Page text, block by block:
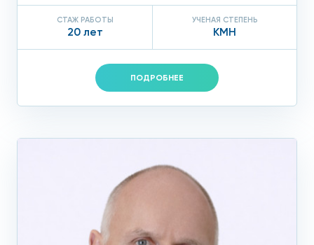
СТАЖ РАБОТЫ
20 лет
УЧЕНАЯ СТЕПЕНЬ
КМН
ПОДРОБНЕЕ